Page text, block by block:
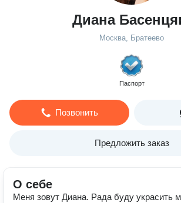
Диана
Москва, Братеево
Паспорт
Позвонить
Предложить заказ
О себе
Меня зовут Диана. Рада буду украсить